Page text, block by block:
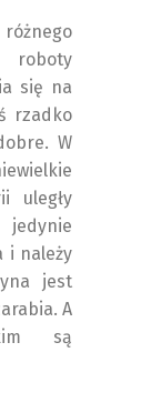
roboty
się na
rzadko
W
uległy
i należy
jest
A
są